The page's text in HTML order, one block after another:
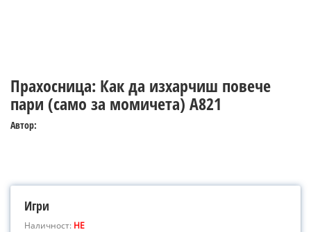
Прахосница: Как да изхарчиш повече
пари (само за момичета) А821
Автор:
Игри
Наличност: НЕ